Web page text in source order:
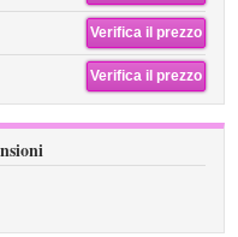
Verifica il prezzo
Verifica il prezzo